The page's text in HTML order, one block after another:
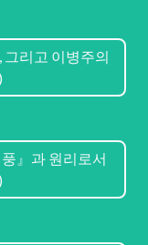
그리고 이병주의
』과 원리로서